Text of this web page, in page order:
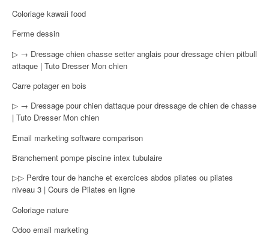
Coloriage kawaii food
Ferme dessin
▷ → Dressage chien chasse setter anglais pour dressage chien pitbull
attaque | Tuto Dresser Mon chien
Carre potager en bois
▷ → Dressage pour chien dattaque pour dressage de chien de chasse
| Tuto Dresser Mon chien
Email marketing software comparison
Branchement pompe piscine intex tubulaire
▷▷ Perdre tour de hanche et exercices abdos pilates ou pilates
niveau 3 | Cours de Pilates en ligne
Coloriage nature
Odoo email marketing